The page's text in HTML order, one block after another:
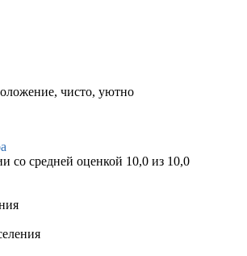
чисто, уютно
со средней оценкой 10,0 из 10,0